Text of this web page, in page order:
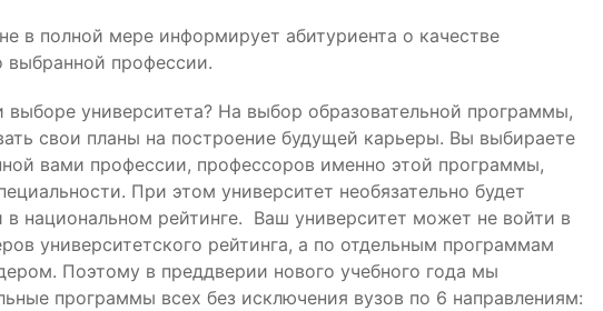
в полной мере информирует абитуриента о качестве
выбранной профессии.
университета? На выбор образовательной программы,
свои планы на построение будущей карьеры. Вы выбираете
вами профессии, профессоров именно этой программы,
При этом университет необязательно будет
национальном рейтинге. Ваш университет может не войти в
университетского рейтинга, а по отдельным программам
Поэтому в преддверии нового учебного года мы
программы всех без исключения вузов по 6 направлениям: